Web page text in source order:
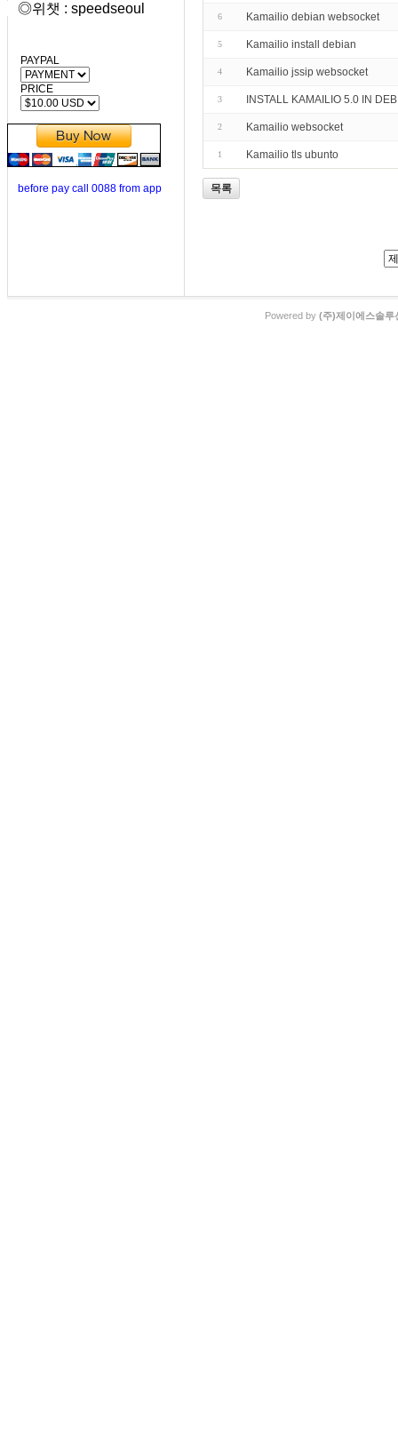
◎위챗 : speedseoul
PAYPAL
PRICE
before pay call 0088 from app
6 Kamailio debian websocket
5 Kamailio install debian
4 Kamailio jssip websocket
3 INSTALL KAMAILIO 5.0 IN
2 Kamailio websocket
1 Kamailio tls ubunto
목록
Powered by (주)제이에스솔루